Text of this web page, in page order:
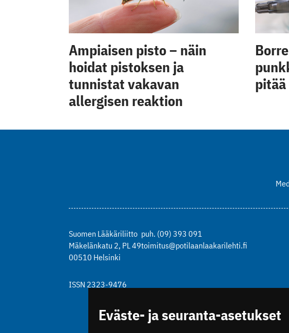
Ampiaisen pisto – näin
hoidat pistoksen ja
tunnistat vakavan
allergisen reaktion
Suomen Lääkäriliitto
Mäkelänkatu 2, PL 49
00510 Helsinki
puh. (09) 393 091
toimitus@potilaanlaakarilehti.fi
ISSN 2323-9476
Eväste- ja seuranta-asetukset